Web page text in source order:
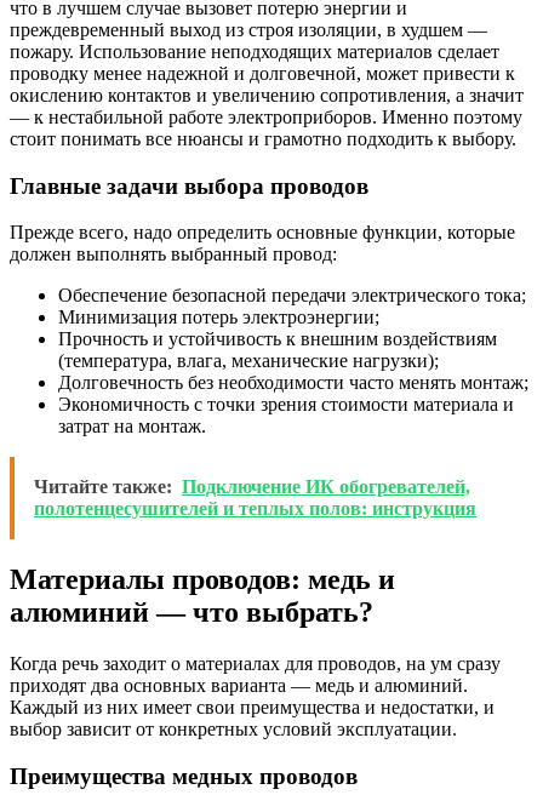
что в лучшем случае вызовет потерю энергии и
преждевременный выход из строя изоляции, в худшем —
пожару. Использование неподходящих материалов сделает
проводку менее надежной и долговечной, может привести к
окислению контактов и увеличению сопротивления, а значит
— к нестабильной работе электроприборов. Именно поэтому
стоит понимать все нюансы и грамотно подходить к выбору.
Главные задачи выбора проводов
Прежде всего, надо определить основные функции, которые
должен выполнять выбранный провод:
Обеспечение безопасной передачи электрического тока;
Минимизация потерь электроэнергии;
Прочность и устойчивость к внешним воздействиям
(температура, влага, механические нагрузки);
Долговечность без необходимости часто менять монтаж;
Экономичность с точки зрения стоимости материала и
затрат на монтаж.
Читайте также: Подключение ИК обогревателей,
полотенцесушителей и теплых полов: инструкция
Материалы проводов: медь и
алюминий — что выбрать?
Когда речь заходит о материалах для проводов, на ум сразу
приходят два основных варианта — медь и алюминий.
Каждый из них имеет свои преимущества и недостатки, и
выбор зависит от конкретных условий эксплуатации.
Преимущества медных проводов